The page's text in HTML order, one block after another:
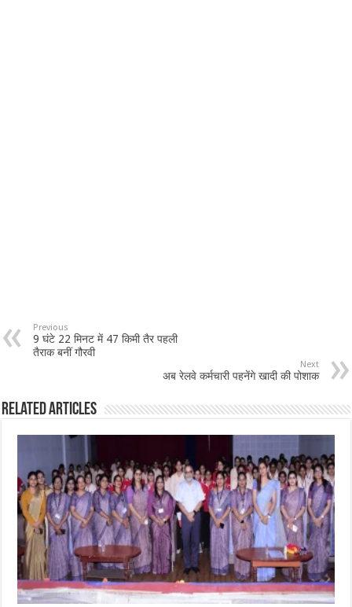
Previous
9 घंटे 22 मिनट में 47 किमी तैर पहली
तैराक बनीं गौरवी
Next
अब रेलवे कर्मचारी पहनेंगे खादी की पोशाक
Related Articles